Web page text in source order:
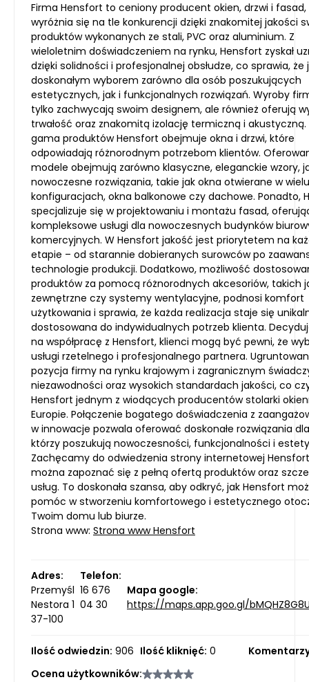
Firma Hensfort to ceniony producent okien, drzwi i
wyróżnia się na tle konkurencji dzięki znakomitej jakości
produktów wykonanych ze stali, PVC oraz aluminium. Z
wieloletnim doświadczeniem na rynku, Hensfort zyskał
dzięki solidności i profesjonalnej obsłudze, co sprawia, że
doskonałym wyborem zarówno dla osób poszukujących
estetycznych, jak i funkcjonalnych rozwiązań. Wyroby
tylko zachwycają swoim designem, ale również oferują
trwałość oraz znakomitą izolację termiczną i
gama produktów Hensfort obejmuje okna i drzwi, które
odpowiadają różnorodnym potrzebom klientów.
modele obejmują zarówno klasyczne, eleganckie wzory,
nowoczesne rozwiązania, takie jak okna otwierane w wielu
konfiguracjach, okna balkonowe czy dachowe. Ponadto,
specjalizuje się w projektowaniu i montażu fasad,
kompleksowe usługi dla nowoczesnych budynków
komercyjnych. W Hensfort jakość jest priorytetem na
etapie – od starannie dobieranych surowców po
technologie produkcji. Dodatkowo, możliwość
produktów za pomocą różnorodnych akcesoriów, takich
zewnętrzne czy systemy wentylacyjne, podnosi komfort
użytkowania i sprawia, że każda realizacja staje się
dostosowana do indywidualnych potrzeb klienta.
na współpracę z Hensfort, klienci mogą być pewni, że
usługi rzetelnego i profesjonalnego partnera.
pozycja firmy na rynku krajowym i zagranicznym
niezawodności oraz wysokich standardach jakości, co
Hensfort jednym z wiodących producentów stolarki
Europie. Połączenie bogatego doświadczenia z
w innowacje pozwala oferować doskonałe rozwiązania
którzy poszukują nowoczesności, funkcjonalności i
Zachęcamy do odwiedzenia strony internetowej
można zapoznać się z pełną ofertą produktów oraz
usług. To doskonała szansa, aby odkryć, jak Hensfort
pomóc w stworzeniu komfortowego i estetycznego
Twoim domu lub biurze.
Strona www: Strona www Hensfort
Adres:
Przemyśl
Nestora 1
37-100
Telefon:
16 676
04 30
Mapa google:
https://maps.app.goo.gl/
Ilość odwiedzin: 906 Ilość kliknięć: 0
Ocena użytkowników: